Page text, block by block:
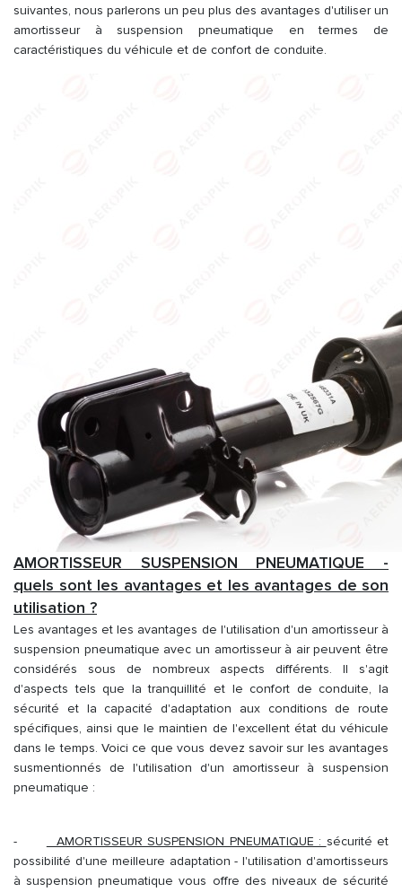
suivantes, nous parlerons un peu plus des avantages d'utiliser un
amortisseur à suspension pneumatique en termes de
caractéristiques du véhicule et de confort de conduite.
AMORTISSEUR SUSPENSION PNEUMATIQUE -
quels sont les avantages et les avantages de son
utilisation ?
Les avantages et les avantages de l'utilisation d'un amortisseur à
suspension pneumatique avec un amortisseur à air peuvent être
considérés sous de nombreux aspects différents. Il s'agit
d'aspects tels que la tranquillité et le confort de conduite, la
sécurité et la capacité d'adaptation aux conditions de route
spécifiques, ainsi que le maintien de l'excellent état du véhicule
dans le temps. Voici ce que vous devez savoir sur les avantages
susmentionnés de l'utilisation d'un amortisseur à suspension
pneumatique :
- AMORTISSEUR SUSPENSION PNEUMATIQUE : sécurité et
possibilité d'une meilleure adaptation - l'utilisation d'amortisseurs
à suspension pneumatique vous offre des niveaux de sécurité